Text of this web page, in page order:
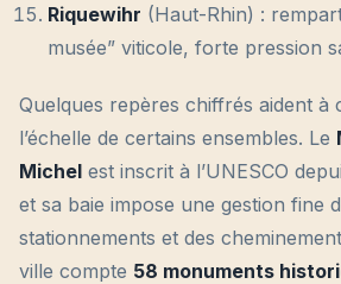
Riquewihr (Haut-Rhin) :
musée” viticole, forte pression
Quelques repères chiffrés aident à
l’échelle de certains ensembles. Le
Michel est inscrit à l’UNESCO
et sa baie impose une gestion fine
stationnements et des
ville compte 58 monuments